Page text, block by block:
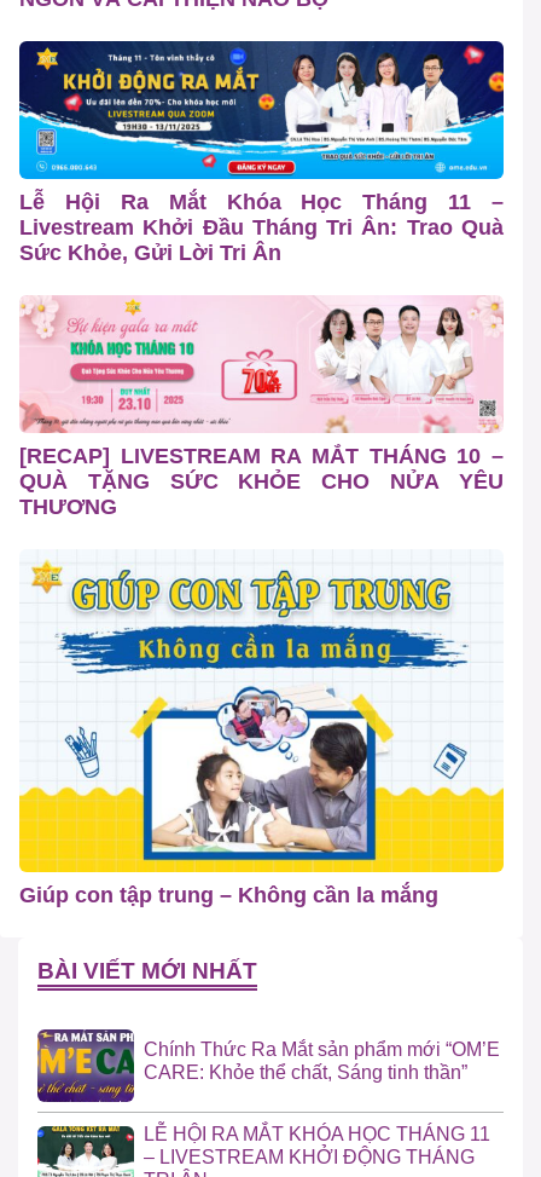
Lễ Hội Ra Mắt Khóa Học Tháng 11 –
Livestream Khởi Đầu Tháng Tri Ân: Trao Quà
Sức Khỏe, Gửi Lời Tri Ân
[RECAP] LIVESTREAM RA MẮT THÁNG 10 –
QUÀ TẶNG SỨC KHỎE CHO NỬA YÊU
THƯƠNG
Giúp con tập trung – Không cần la mắng
BÀI VIẾT MỚI NHẤT
Chính Thức Ra Mắt sản phẩm mới “OM’E
CARE: Khỏe thể chất, Sáng tinh thần”
LỄ HỘI RA MẮT KHÓA HỌC THÁNG 11
– LIVESTREAM KHỞI ĐỘNG THÁNG